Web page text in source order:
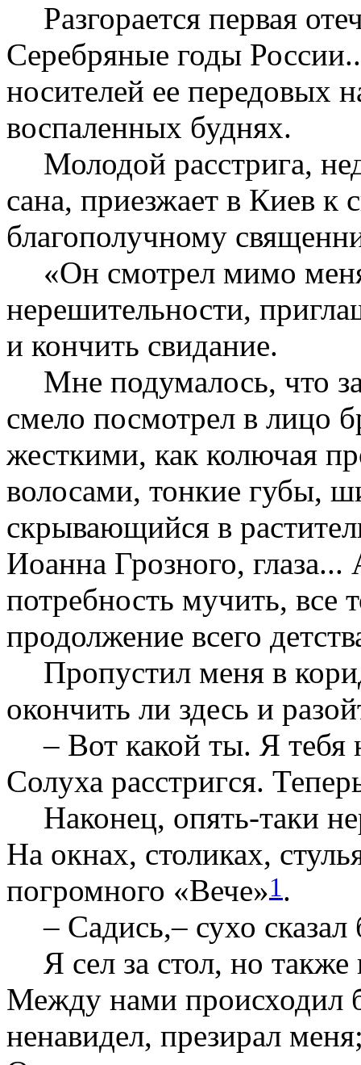
Разгорается первая
Серебряные годы
носителей ее передовых
воспаленных буднях.
Молодой расстрига,
сана, приезжает в Киев к
благополучному
«Он смотрел мимо
нерешительности,
и кончить свидание.
Мне подумалось, что
смело посмотрел в лицо
жесткими, как колючая
волосами, тонкие губы,
скрывающийся в
Иоанна Грозного, глаза...
потребность мучить, все
продолжение всего
Пропустил меня в
окончить ли здесь и
– Вот какой ты. Я
Солуха расстригся.
Наконец, опять-таки
На окнах, столиках,
погромного «Вече»1.
– Садись,– сухо сказал
Я сел за стол, но
Между нами происходил
ненавидел, презирал